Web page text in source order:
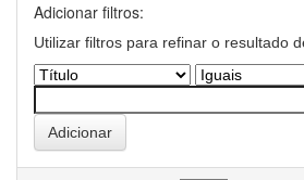
Adicionar filtros:
Utilizar filtros para refinar o resultado